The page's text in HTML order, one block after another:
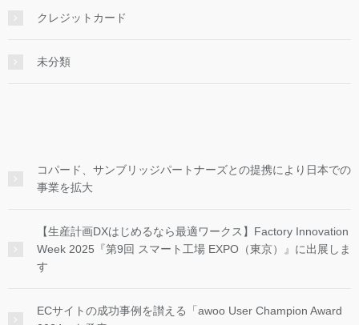
クレジットカード
未分類
コパード、サンブリッジパートナーズとの提携により日本での
事業を拡大
【生産計画DXはじめるなら最適ワークス】Factory Innovation
Week 2025『第9回 スマート工場 EXPO（東京）』に出展しま
す
ECサイトの成功事例を讃える「awoo User Champion Award